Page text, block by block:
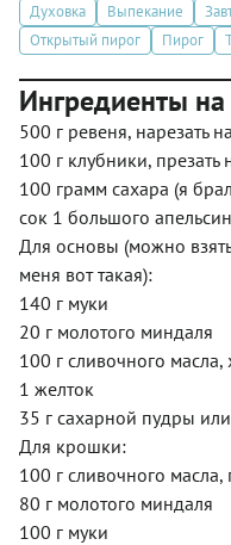
Духовка Выпекание
Открытый пирог
Пирог
Ингредиенты
500 г ревеня, нарезать
100 г клубники, презать
100 грамм сахара (я
сок 1 большого
Для основы (можно
меня вот такая):
140 г муки
20 г молотого миндаля
100 г сливочного
1 желток
35 г сахарной пудры или
Для крошки:
100 г сливочного масла,
80 г молотого миндаля
100 г муки